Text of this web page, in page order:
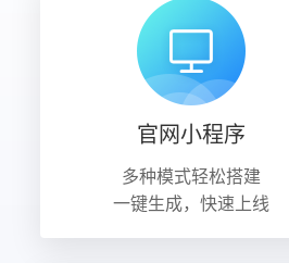
官网小程序
多种模式轻松搭建
一键生成，快速上线